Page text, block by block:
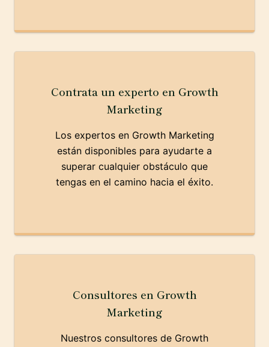
Contrata un experto en Growth
Marketing
Los expertos en Growth Marketing
están disponibles para ayudarte a
superar cualquier obstáculo que
tengas en el camino hacia el éxito.
Consultores en Growth
Marketing
Nuestros consultores de Growth